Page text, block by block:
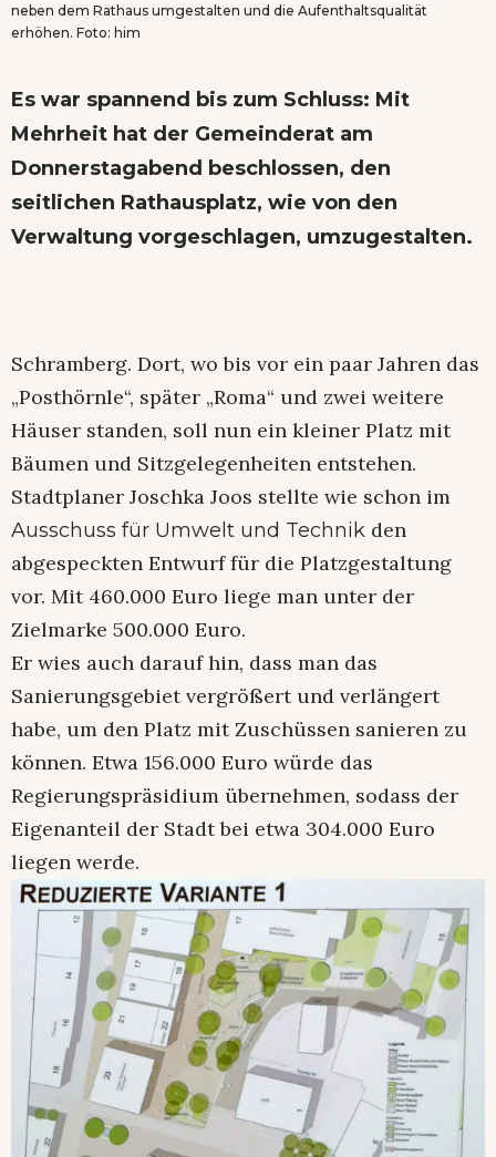
neben dem Rathaus umgestalten und die Aufenthaltsqualität
erhöhen. Foto: him
Es war spannend bis zum Schluss: Mit
Mehrheit hat der Gemeinderat am
Donnerstagabend beschlossen, den
seitlichen Rathausplatz, wie von den
Verwaltung vorgeschlagen, umzugestalten.
Schramberg. Dort, wo bis vor ein paar Jahren das
„Posthörnle“, später „Roma“ und zwei weitere
Häuser standen, soll nun ein kleiner Platz mit
Bäumen und Sitzgelegenheiten entstehen.
Stadtplaner Joschka Joos stellte wie schon im
Ausschuss für Umwelt und Technik den
abgespeckten Entwurf für die Platzgestaltung
vor. Mit 460.000 Euro liege man unter der
Zielmarke 500.000 Euro.
Er wies auch darauf hin, dass man das
Sanierungsgebiet vergrößert und verlängert
habe, um den Platz mit Zuschüssen sanieren zu
können. Etwa 156.000 Euro würde das
Regierungspräsidium übernehmen, sodass der
Eigenanteil der Stadt bei etwa 304.000 Euro
liegen werde.